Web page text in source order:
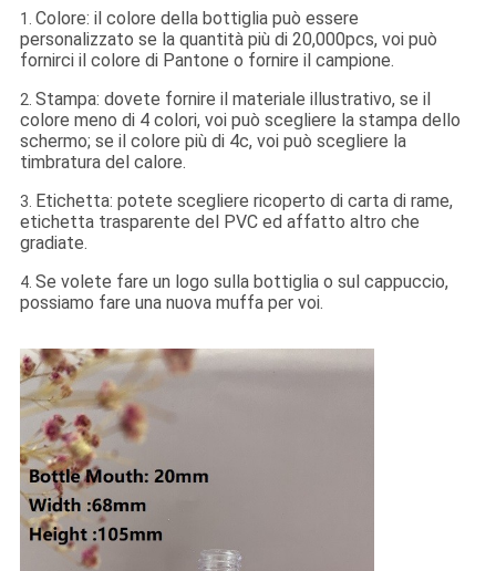
1. Colore: il colore della bottiglia può essere
personalizzato se la quantità più di 20,000pcs, voi può
fornirci il colore di Pantone o fornire il campione.
2. Stampa: dovete fornire il materiale illustrativo, se il
colore meno di 4 colori, voi può scegliere la stampa dello
schermo; se il colore più di 4c, voi può scegliere la
timbratura del calore.
3. Etichetta: potete scegliere ricoperto di carta di rame,
etichetta trasparente del PVC ed affatto altro che
gradiate.
4. Se volete fare un logo sulla bottiglia o sul cappuccio,
possiamo fare una nuova muffa per voi.